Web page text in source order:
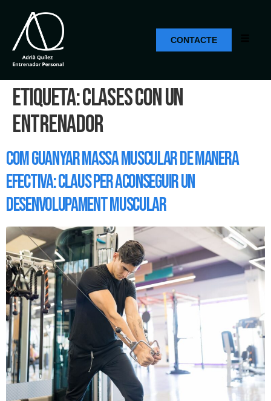
CONTACTE
Etiqueta:Clases con un
entrenador
Com guanyar massa muscular de manera
efectiva: Claus per aconseguir un
desenvolupament muscular